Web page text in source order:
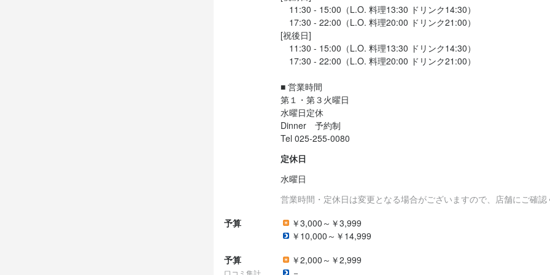
11:30 - 15:00（L.O. 料理13:30 ドリンク14:30）
17:30 - 22:00（L.O. 料理20:00 ドリンク21:00）
[祝後日]
11:30 - 15:00（L.O. 料理13:30 ドリンク14:30）
17:30 - 22:00（L.O. 料理20:00 ドリンク21:00）
■ 営業時間
第１・第３火曜日
水曜日定休
Dinner　予約制
定休日
水曜日
営業時間・定休日は変更となる場合がございますので、店舗にご確認
予算
￥3,000～￥3,999
￥10,000～￥14,999
予算
口コミ集計
￥2,000～￥2,999
－